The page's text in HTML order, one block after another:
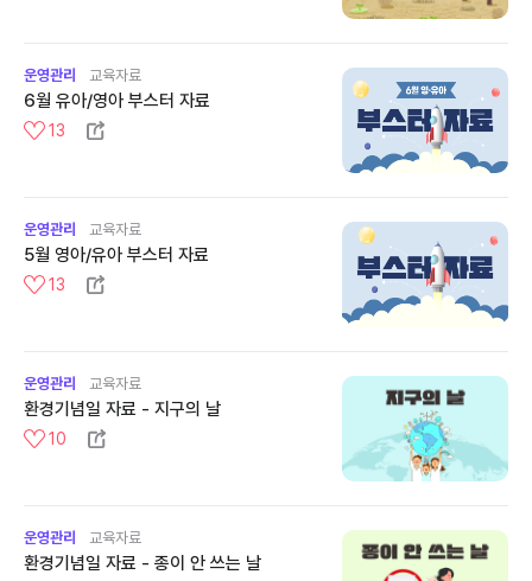
운영관리 교육자료
6월 유아/영아 부스터 자료
13
운영관리 교육자료
5월 영아/유아 부스터 자료
13
운영관리 교육자료
환경기념일 자료 - 지구의 날
10
운영관리 교육자료
환경기념일 자료 - 종이 안 쓰는 날